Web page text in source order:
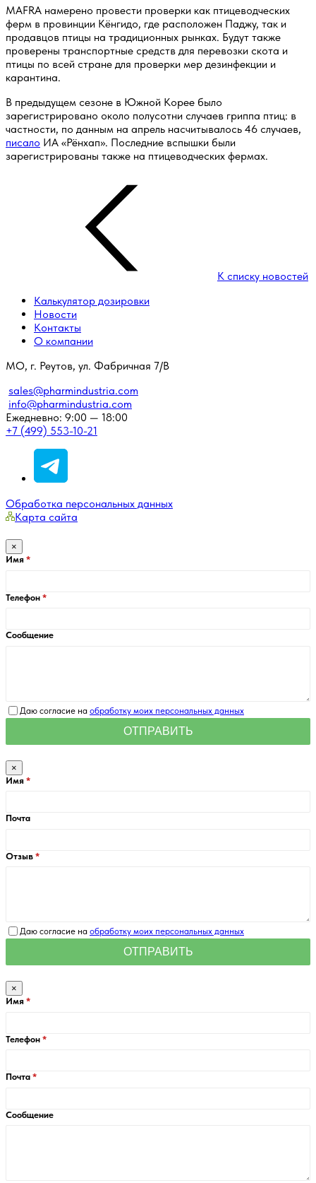
MAFRA намерено провести проверки как птицеводческих
ферм в провинции Кёнгидо, где расположен Паджу, так и
продавцов птицы на традиционных рынках. Будут также
проверены транспортные средств для перевозки скота и
птицы по всей стране для проверки мер дезинфекции и
карантина.
В предыдущем сезоне в Южной Корее было
зарегистрировано около полусотни случаев гриппа птиц: в
частности, по данным на апрель насчитывалось 46 случаев,
писало ИА «Рёнхап». Последние вспышки были
зарегистрированы также на птицеводческих фермах.
К списку новостей
Калькулятор дозировки
Новости
Контакты
О компании
МО, г. Реутов, ул. Фабричная 7/В
sales@pharmindustria.com
info@pharmindustria.com
Ежедневно: 9:00 — 18:00
+7 (499) 553-10-21
Обработка персональных данных
Карта сайта
×
Имя
Телефон
Сообщение
Даю согласие на обработку моих персональных данных
×
Имя
Почта
Отзыв
Даю согласие на обработку моих персональных данных
×
Имя
Телефон
Почта
Сообщение